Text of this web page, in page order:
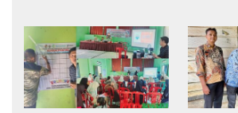
Pasar